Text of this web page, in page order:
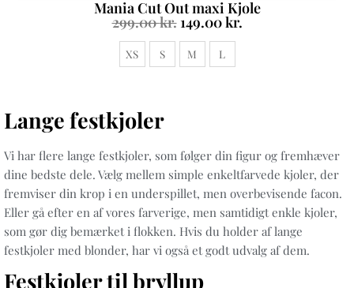
Mania Cut Out maxi Kjole
299.00kr.149.00kr.
XS S M L
Lange festkjoler
Vi har flere lange festkjoler, som følger din figur og fremhæver
dine bedste dele. Vælg mellem simple enkeltfarvede kjoler, der
fremviser din krop i en underspillet, men overbevisende facon.
Eller gå efter en af vores farverige, men samtidigt enkle kjoler,
som gør dig bemærket i flokken. Hvis du holder af lange
festkjoler med blonder, har vi også et godt udvalg af dem.
Festkjoler til bryllup